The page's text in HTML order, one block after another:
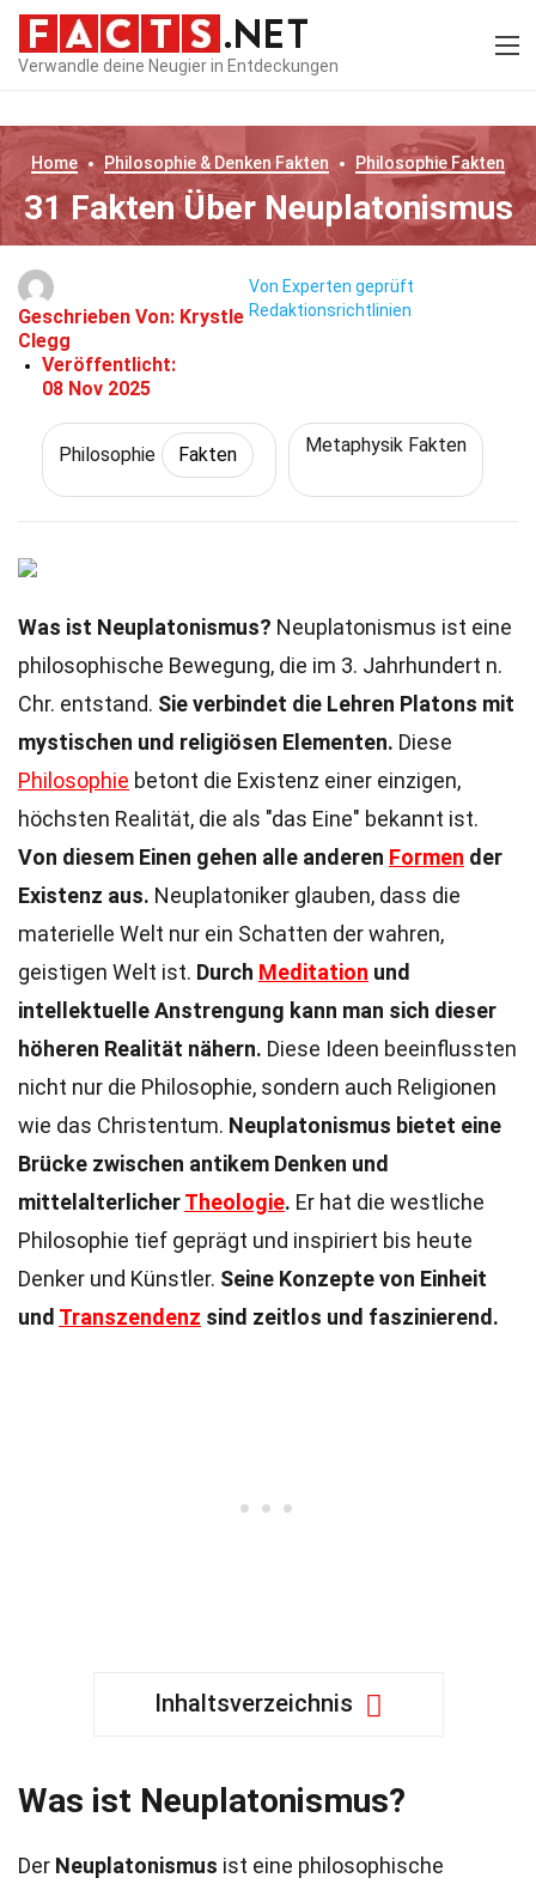
Verwandle deine Neugier in Entdeckungen
Home Philosophie & Denken Fakten Philosophie Fakten
31 Fakten Über Neuplatonismus
Geschrieben Von: Krystle
Clegg
Veröffentlicht:
08 Nov 2025
Von Experten geprüft
Redaktionsrichtlinien
Philosophie Fakten Metaphysik Fakten
Was ist Neuplatonismus? Neuplatonismus ist eine
philosophische Bewegung, die im 3. Jahrhundert n.
Chr. entstand. Sie verbindet die Lehren Platons mit
mystischen und religiösen Elementen. Diese
Philosophie betont die Existenz einer einzigen,
höchsten Realität, die als "das Eine" bekannt ist.
Von diesem Einen gehen alle anderen Formen der
Existenz aus. Neuplatoniker glauben, dass die
materielle Welt nur ein Schatten der wahren,
geistigen Welt ist. Durch Meditation und
intellektuelle Anstrengung kann man sich dieser
höheren Realität nähern. Diese Ideen beeinflussten
nicht nur die Philosophie, sondern auch Religionen
wie das Christentum. Neuplatonismus bietet eine
Brücke zwischen antikem Denken und
mittelalterlicherTheologie. Er hat die westliche
Philosophie tief geprägt und inspiriert bis heute
Denker und Künstler. Seine Konzepte von Einheit
und Transzendenz sind zeitlos und faszinierend.
Inhaltsverzeichnis
Was ist Neuplatonismus?
Der Neuplatonismus ist eine philosophische